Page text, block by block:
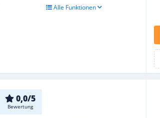
Alle Funktionen
0,0/5
Bewertung